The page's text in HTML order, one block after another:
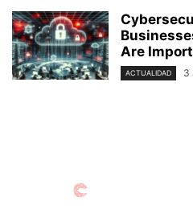
Are
ACTUALIDAD 3